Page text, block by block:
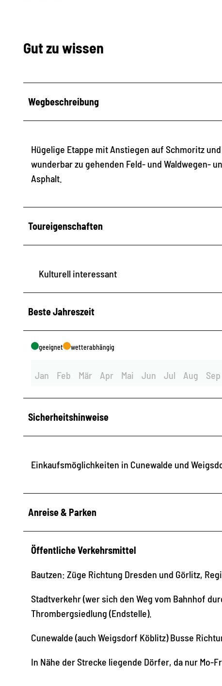
Gut zu wissen
Wegbeschreibung
Hügelige Etappe mit Anstiegen auf Schmoritz
wunderbar zu gehenden Feld- und Waldwegen-
Asphalt.
Toureigenschaften
Kulturell interessant
Beste Jahreszeit
geeignet wetterabhängig
Jan Feb Mär Apr Mai Jun Jul Aug Sep
Sicherheitshinweise
Einkaufsmöglichkeiten in Cunewalde und
Anreise & Parken
Öffentliche Verkehrsmittel
Bautzen: Züge Richtung Dresden und Görlitz,
Stadtverkehr (wer sich den Weg vom Bahnhof
Thrombergsiedlung (Endstelle).
Cunewalde (auch Weigsdorf Köblitz) Busse
In Nähe der Strecke liegende Dörfer, da nur Mo-